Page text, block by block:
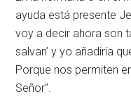
ayuda está presente
voy a decir ahora son
salvan’ y yo añadiría
Porque nos permiten
Señor”.